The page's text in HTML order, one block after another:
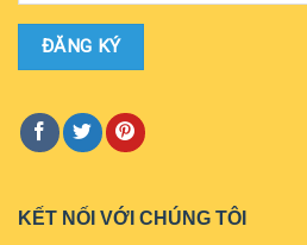
KẾT NỐI VỚI CHÚNG TÔI